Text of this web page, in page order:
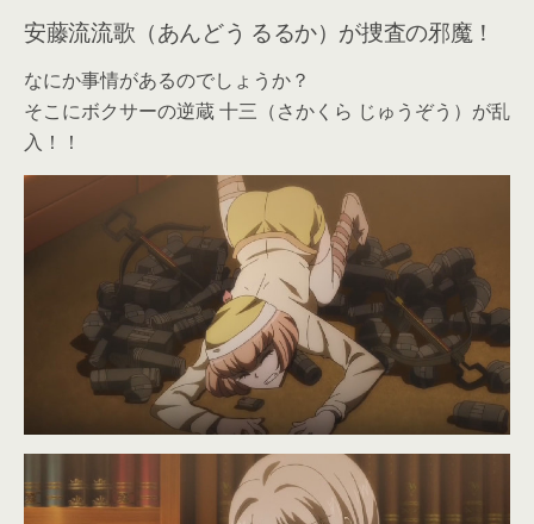
安藤流流歌（あんどう るるか）が捜査の邪魔！
なにか事情があるのでしょうか？
そこにボクサーの逆蔵 十三（さかくら じゅうぞう）が乱
入！！